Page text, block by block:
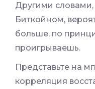
Другими словами,
Биткойном,
больше, по
проигрываешь.
Представьте на
корреляция